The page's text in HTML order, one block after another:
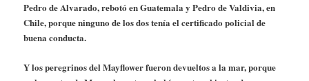
Pedro de Alvarado, rebotó en Guatemala y Pedro de Valdivia, en
Chile, porque ninguno de los dos tenía el certificado policial de
buena conducta.
Y los peregrinos del Mayflower fueron devueltos a la mar, porque